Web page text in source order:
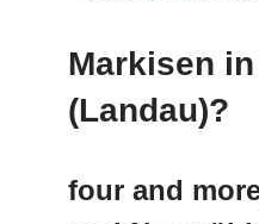
Markisen
(Landau)?
four and